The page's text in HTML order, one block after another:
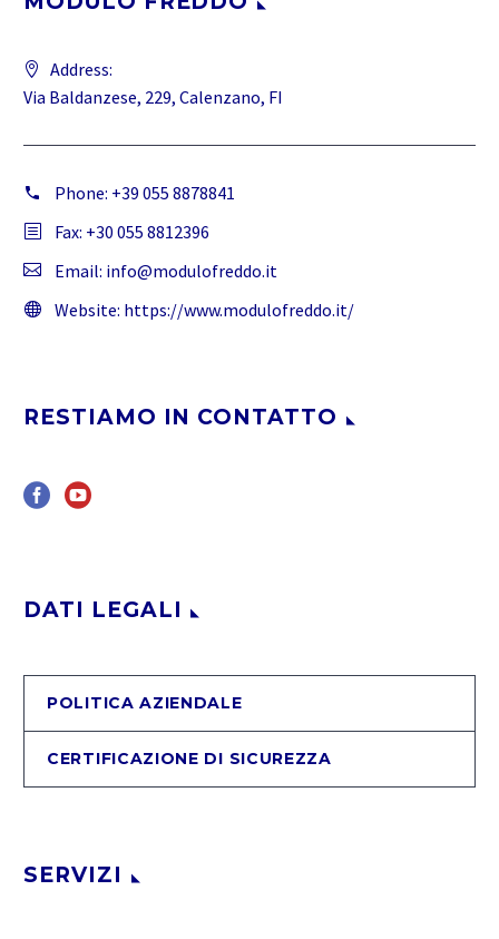
Address:
Via Baldanzese, 229, Calenzano, FI
Phone: +39 055 8878841
Fax: +30 055 8812396
Email: info@modulofreddo.it
Website: https://www.modulofreddo.it/
RESTIAMO IN CONTATTO
DATI LEGALI
POLITICA AZIENDALE
CERTIFICAZIONE DI SICUREZZA
SERVIZI